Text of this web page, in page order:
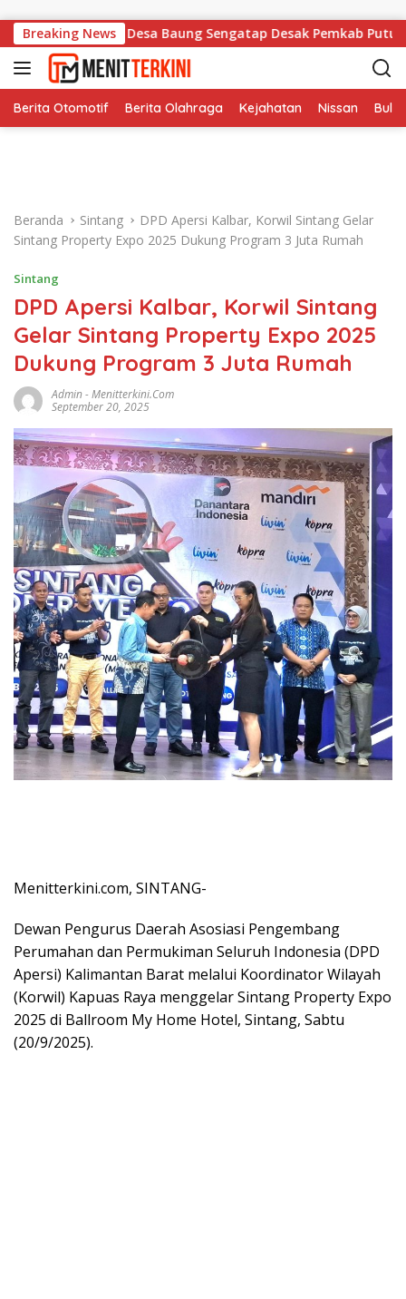
Breaking News
Warga Desa Baung Sengatap Desak Pemkab Putus Kerja
Berita Otomotif Berita Olahraga Kejahatan Nissan
Beranda Sintang
DPD Apersi Kalbar, Korwil Sintang Gelar
Sintang Property Expo 2025 Dukung Program 3 Juta Rumah
Sintang
DPD Apersi Kalbar, Korwil Sintang
Gelar Sintang Property Expo 2025
Dukung Program 3 Juta Rumah
Admin-Menitterkini.com
September 20, 2025
Menitterkini.com, SINTANG-
Dewan Pengurus Daerah Asosiasi Pengembang
Perumahan dan Permukiman Seluruh Indonesia (DPD
Apersi) Kalimantan Barat melalui Koordinator Wilayah
(Korwil) Kapuas Raya menggelar Sintang Property Expo
2025 di Ballroom My Home Hotel, Sintang, Sabtu
(20/9/2025).